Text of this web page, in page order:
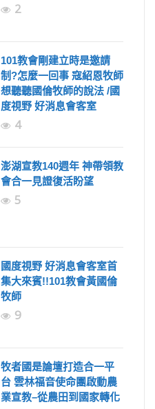
2
101教會剛建立時是邀請
制?怎麼一回事 寇紹恩牧師
想聽聽國倫牧師的說法 /國
度視野 好消息會客室
4
澎湖宣教140週年 神帶領教
會合一見證復活盼望
5
國度視野 好消息會客室首
集大來賓!!101教會黃國倫
牧師
9
牧者國是論壇打造合一平
台 雲林福音使命團啟動農
業宣教–從農田到國家轉化